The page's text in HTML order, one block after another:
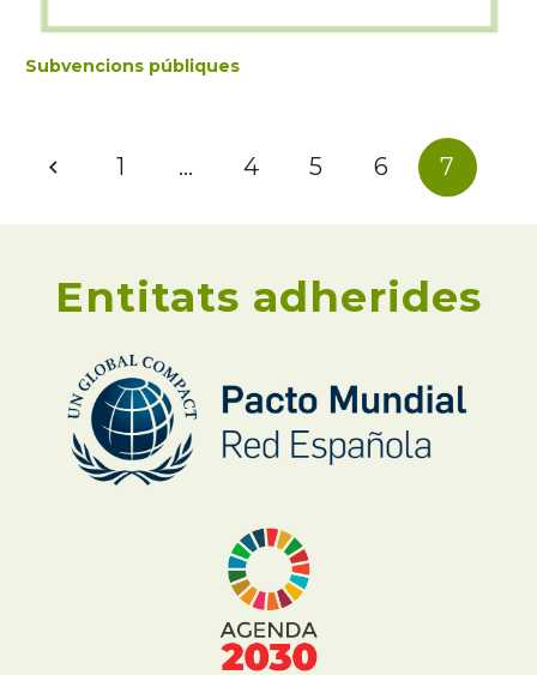
Subvencions públiques
1 … 4 5 6 7
Entitats adherides